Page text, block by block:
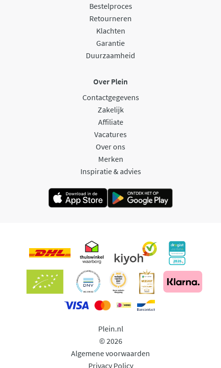
Bestelproces
Retourneren
Klachten
Garantie
Duurzaamheid
Over Plein
Contactgegevens
Zakelijk
Affiliate
Vacatures
Over ons
Merken
Inspiratie & advies
Plein.nl
© 2026
Algemene voorwaarden
Privacy Policy